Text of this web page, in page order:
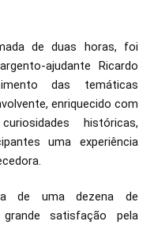
de duas horas, foi
ajudante Ricardo
das temáticas
enriquecido com
históricas,
uma experiência
de uma dezena de
grande satisfação pela